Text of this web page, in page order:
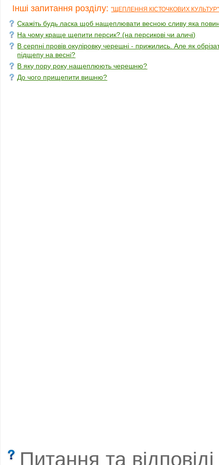
Інші запитання розділу:"ЩЕПЛЕННЯ КІСТОЧКОВИХ КУЛЬТУР"
Скажіть будь ласка щоб нащеплювати весною сливу яка
На чому краще щепити персик? (на персикові чи аличі)
В серпні провів окуліровку черешні - прижились. Але як
підщепу на весні?
В яку пору року нащеплюють черешню?
До чого прищепити вишню?
Питання та